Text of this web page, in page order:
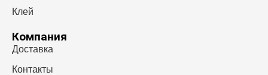
Клей
Компания
Доставка
Контакты